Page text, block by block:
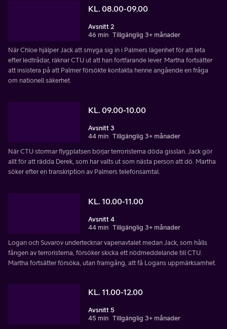
KL. 08.00-09.00
Avsnitt 2
46 min Tillgänglig 3+ månader
När Chloe hjälper Jack att smyga sig in i Palmers lägenhet för att leta
efter ledtrådar, räknar CTU ut att han fortfarande lever. Martha fortsätter
att insistera på att Palmer försökte kontakta henne angående en fråga
om nationell säkerhet.
KL. 09.00-10.00
Avsnitt 3
44 min Tillgänglig 3+ månader
När CTU stormar flygplatsen börjar terroristerna döda gisslan. Jack gör
allt för att rädda Derek, som har valts ut som nästa person att dö. Martha
söker efter en transkription av Palmers telefonsamtal.
KL. 10.00-11.00
Avsnitt 4
44 min Tillgänglig 3+ månader
Logan och Suvarov undertecknar vapenavtalet medan Jack, som hålls
fången av terroristerna, försöker skicka ett nödmeddelande till CTU.
Martha fortsätter försöka, utan framgång, att få Logans uppmärksamhet.
KL. 11.00-12.00
Avsnitt 5
45 min Tillgänglig 3+ månader